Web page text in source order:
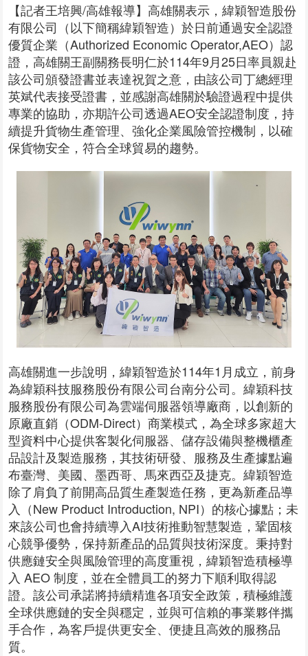
【記者王培興/高雄報導】高雄關表示，緯穎智造股份
有限公司（以下簡稱緯穎智造）於日前通過安全認證
優質企業（Authorized Economic Operator,AEO）認
證，高雄關王副關務長明仁於114年9月25日率員親赴
該公司頒發證書並表達祝賀之意，由該公司丁總經理
英斌代表接受證書，並感謝高雄關於驗證過程中提供
專業的協助，亦期許公司透過AEO安全認證制度，持
續提升貨物生產管理、強化企業風險管控機制，以確
保貨物安全，符合全球貿易的趨勢。
高雄關進一步說明，緯穎智造於114年1月成立，前身
為緯穎科技服務股份有限公司台南分公司。緯穎科技
服務股份有限公司為雲端伺服器領導廠商，以創新的
原廠直銷（ODM-Direct）商業模式，為全球多家超大
型資料中心提供客製化伺服器、儲存設備與整機櫃產
品設計及製造服務，其技術研發、服務及生產據點遍
布臺灣、美國、墨西哥、馬來西亞及捷克。緯穎智造
除了肩負了前開高品質生產製造任務，更為新產品導
入（New Product Introduction, NPI）的核心據點；未
來該公司也會持續導入AI技術推動智慧製造，鞏固核
心競爭優勢，保持新產品的品質與技術深度。秉持對
供應鏈安全與風險管理的高度重視，緯穎智造積極導
入 AEO 制度，並在全體員工的努力下順利取得認
證。該公司承諾將持續精進各項安全政策，積極維護
全球供應鏈的安全與穩定，並與可信賴的事業夥伴攜
手合作，為客戶提供更安全、便捷且高效的服務品
質。